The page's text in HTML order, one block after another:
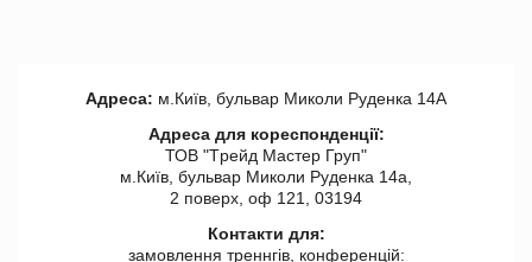
Адреса: м.Київ, бульвар Миколи Руденка 14А
Адреса для кореспонденції:
ТОВ "Tрейд Мастер Груп"
м.Київ, бульвар Миколи Руденка 14а,
2 поверх, оф 121, 03194
Контакти для:
замовлення треннгів, конференцій: